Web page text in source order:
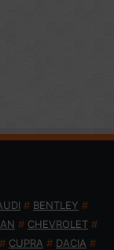
# BENTLEY #
# CHEVROLET #
# CUPRA # DACIA #